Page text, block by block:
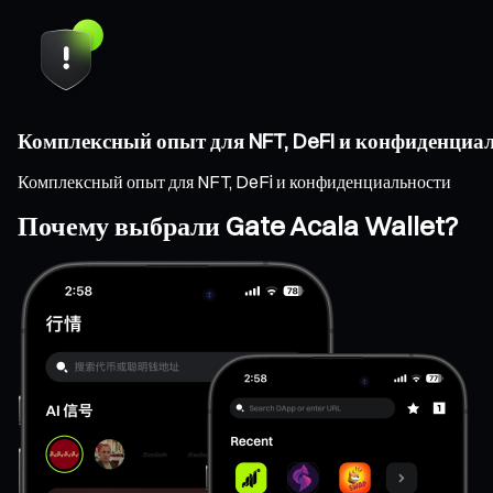
Комплексный опыт для NFT, DeFi и
Комплексный опыт для NFT, DeFi и конфиденциальности
Почему выбрали Gate Acala Wallet?